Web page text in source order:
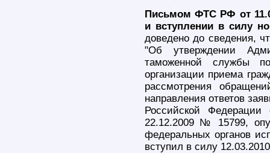
Письмом ФТС РФ от
и вступлении в силу
доведено до сведения,
"Об утверждении
таможенной службы
организации приема
рассмотрения
направления ответов
Российской Федерации
22.12.2009 № 15799,
федеральных органов
вступил в силу